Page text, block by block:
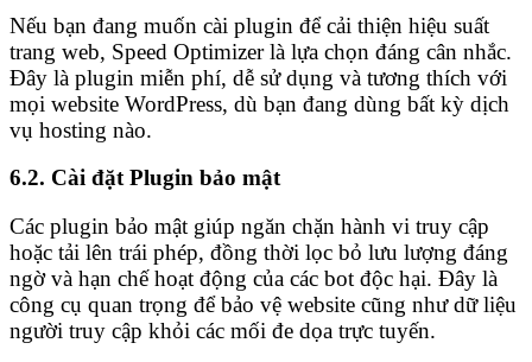
Nếu bạn đang muốn cài plugin để cải thiện hiệu suất
trang web, Speed Optimizer là lựa chọn đáng cân nhắc.
Đây là plugin miễn phí, dễ sử dụng và tương thích với
mọi website WordPress, dù bạn đang dùng bất kỳ dịch
vụ hosting nào.
6.2. Cài đặt Plugin bảo mật
Các plugin bảo mật giúp ngăn chặn hành vi truy cập
hoặc tải lên trái phép, đồng thời lọc bỏ lưu lượng đáng
ngờ và hạn chế hoạt động của các bot độc hại. Đây là
công cụ quan trọng để bảo vệ website cũng như dữ liệu
người truy cập khỏi các mối đe dọa trực tuyến.